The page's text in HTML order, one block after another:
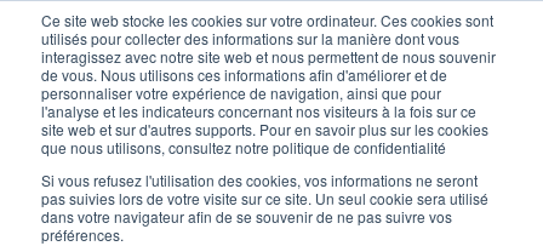
Ce site web stocke les cookies sur votre ordinateur. Ces cookies sont
utilisés pour collecter des informations sur la manière dont vous
interagissez avec notre site web et nous permettent de nous souvenir
de vous. Nous utilisons ces informations afin d'améliorer et de
personnaliser votre expérience de navigation, ainsi que pour
l'analyse et les indicateurs concernant nos visiteurs à la fois sur ce
site web et sur d'autres supports. Pour en savoir plus sur les cookies
que nous utilisons, consultez notre politique de confidentialité
Si vous refusez l'utilisation des cookies, vos informations ne seront
pas suivies lors de votre visite sur ce site. Un seul cookie sera utilisé
dans votre navigateur afin de se souvenir de ne pas suivre vos
préférences.
Devenir élève Devenir Prof